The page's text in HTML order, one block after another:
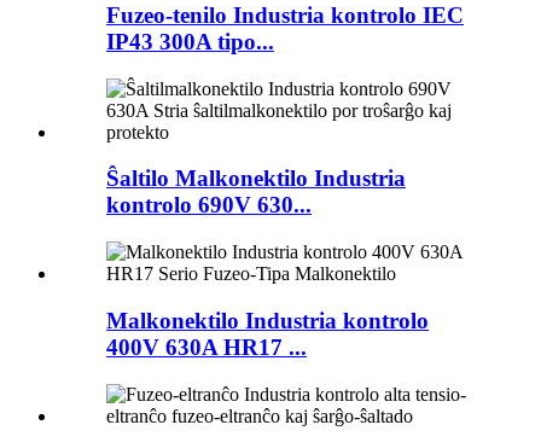
Fuzeo-tenilo Industria kontrolo IEC
IP43 300A tipo...
Ŝaltilo Malkonektilo Industria
kontrolo 690V 630...
Malkonektilo Industria kontrolo
400V 630A HR17 ...